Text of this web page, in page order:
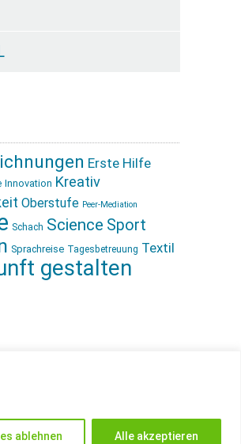
ablehnen Alle akzeptieren
Erste Hilfe
Innovation Kreativ
Oberstufe Peer-Mediation
Schach Science Sport
Sprachreise Tagesbetreuung Textil
gestalten
INSTAGRAM